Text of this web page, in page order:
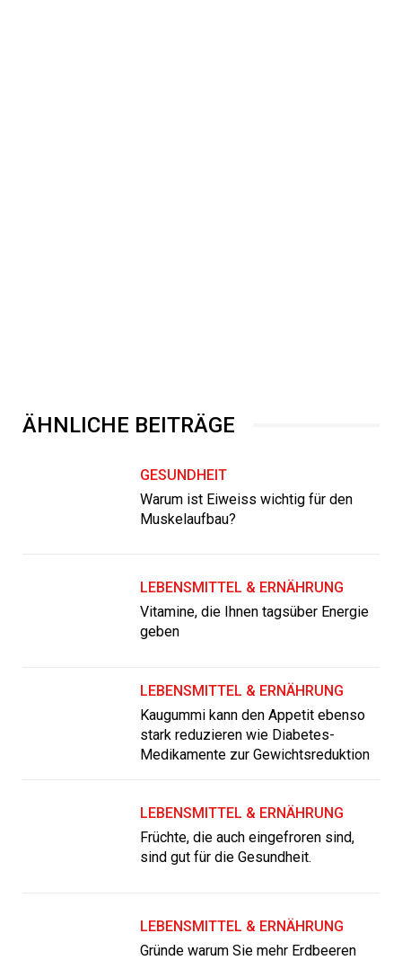
ÄHNLICHE BEITRÄGE
GESUNDHEIT
Warum ist Eiweiss wichtig für den
Muskelaufbau?
LEBENSMITTEL & ERNÄHRUNG
Vitamine, die Ihnen tagsüber Energie
geben
LEBENSMITTEL & ERNÄHRUNG
Kaugummi kann den Appetit ebenso
stark reduzieren wie Diabetes-
Medikamente zur Gewichtsreduktion
LEBENSMITTEL & ERNÄHRUNG
Früchte, die auch eingefroren sind,
sind gut für die Gesundheit.
LEBENSMITTEL & ERNÄHRUNG
Gründe warum Sie mehr Erdbeeren